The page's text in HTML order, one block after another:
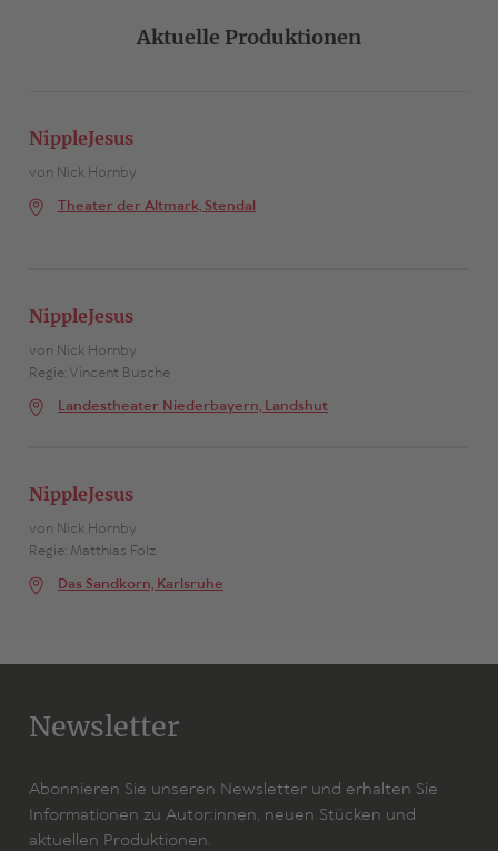
Aktuelle Produktionen
NippleJesus
von Nick Hornby
Theater der Altmark, Stendal
NippleJesus
von Nick Hornby
Regie: Vincent Busche
Landestheater Niederbayern, Landshut
NippleJesus
von Nick Hornby
Regie: Matthias Folz
Das Sandkorn, Karlsruhe
Newsletter
Abonnieren Sie unseren Newsletter und erhalten Sie
Informationen zu Autor:innen, neuen Stücken und
aktuellen Produktionen.